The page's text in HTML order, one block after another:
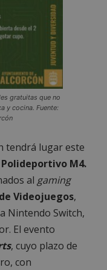
gratuitas que no
y cocina. Fuente:
tendrá lugar este
M4.
al gaming
Videojuegos,
Nintendo Switch,
El evento
, cuyo plazo de
con